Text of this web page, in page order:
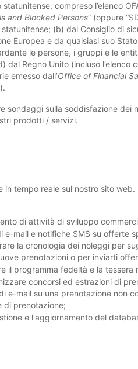
compreso l’elenco
and Blocked Persons” (oppure
(b) dal Consiglio di
Europea e da qualsiasi suo
le persone, i gruppi e le
dal Regno Unito (incluso
emesso dall’Office of Financial
sondaggi sulla soddisfazione dei
prodotti / servizi.
in tempo reale sul nostro sito web.
di attività di sviluppo
e-mail e notifiche SMS su offerte
la cronologia dei noleggi per
prenotazioni o per inviarti
il programma fedeltà e la tessera
concorsi ed estrazioni di
e-mail su una prenotazione non
di prenotazione;
e l'aggiornamento del